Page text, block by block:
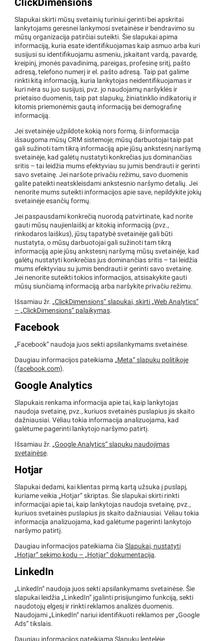
ClickDimensions
Slapukai skirti mūsų svetainių turiniui gerinti bei apskritai
lankytojams geresnei lankymosi svetainėse ir bendravimo su
mūsų organizacija patirčiai suteikti. Šie slapukai apima
informaciją, kuria esate identifikuojamas kaip asmuo arba kuri
susijusi su identifikuojamu asmeniu, įskaitant vardą, pavardę,
kreipinį, įmonės pavadinimą, pareigas, profesinę sritį, pašto
adresą, telefono numerį ir el. pašto adresą. Taip pat galime
rinkti kitą informaciją, kuria lankytojas neidentifikuojamas ir
kuri nėra su juo susijusi, pvz. jo naudojamų naršyklės ir
prietaiso duomenis, taip pat slapukų, žiniatinklio indikatorių ir
kitomis priemonėmis gautą informaciją bei demografinę
informaciją.
Jei svetainėje užpildote kokią nors formą, ši informacija
išsaugoma mūsų CRM sistemoje; mūsų darbuotojai taip pat
gali sužinoti tam tikrą informaciją apie jūsų ankstesnį naršymą
svetainėje, kad galėtų nustatyti konkrečias jus dominančias
sritis – tai leidžia mums efektyviau su jumis bendrauti ir gerinti
savo svetainę. Jei naršote privačiu režimu, savo duomenis
galite pateikti neatskleisdami ankstesnio naršymo detalių. Jei
nenorite mums suteikti informacijos apie save, nepildykite jokių
svetainėje esančių formų.
Jei paspausdami konkrečią nuorodą patvirtinate, kad norite
gauti mūsų naujienlaiškį ar kitokią informaciją (pvz.,
rinkodaros laiškus), jūsų tapatybė svetainėje gali būti
nustatyta, o mūsų darbuotojai gali sužinoti tam tikrą
informaciją apie jūsų ankstesnį naršymą mūsų svetainėje, kad
galėtų nustatyti konkrečias jus dominančias sritis – tai leidžia
mums efektyviau su jumis bendrauti ir gerinti savo svetainę.
Jei nenorite suteikti tokios informacijos, atsisakykite gauti
mūsų siunčiamą informaciją arba naršykite privačiu režimu.
Išsamiau žr. „ClickDimensions“ slapukai, skirti „Web Analytics“
– „ClickDimensions“ palaikymas.
Facebook
„Facebook“ naudoja juos sekti apsilankymams svetainėse.
Daugiau informacijos pateikiama „Meta“ slapukų politikoje
(facebook.com).
Google Analytics
Slapukais renkama informacija apie tai, kaip lankytojas
naudoja svetainę, pvz., kuriuos svetainės puslapius jis skaito
dažniausiai. Vėliau tokia informacija analizuojama, kad
galėtume pagerinti lankytojo naršymo patirtį.
Išsamiau žr. „Google Analytics“ slapukų naudojimas
svetainėse.
Hotjar
Slapukai dedami, kai klientas pirmą kartą užsuka į puslapį,
kuriame veikia „Hotjar“ skriptas. Šie slapukai skirti rinkti
informacijai apie tai, kaip lankytojas naudoja svetainę, pvz.,
kuriuos svetainės puslapius jis skaito dažniausiai. Vėliau tokia
informacija analizuojama, kad galėtume pagerinti lankytojo
naršymo patirtį.
Daugiau informacijos pateikiama čia Slapukai, nustatyti
„Hotjar“ sekimo kodu – „Hotjar“ dokumentacija.
LinkedIn
„LinkedIn“ naudoja juos sekti apsilankymams svetainėse. Šie
slapukai leidžia „LinkedIn“ įgalinti prisijungimo funkciją, sekti
naudotojų elgesį ir rinkti reklamos analizės duomenis.
Naudojami „LinkedIn“ nariui identifikuoti reklamos per „Google
Ads“ tikslais.